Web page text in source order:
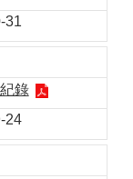
31
錄
24